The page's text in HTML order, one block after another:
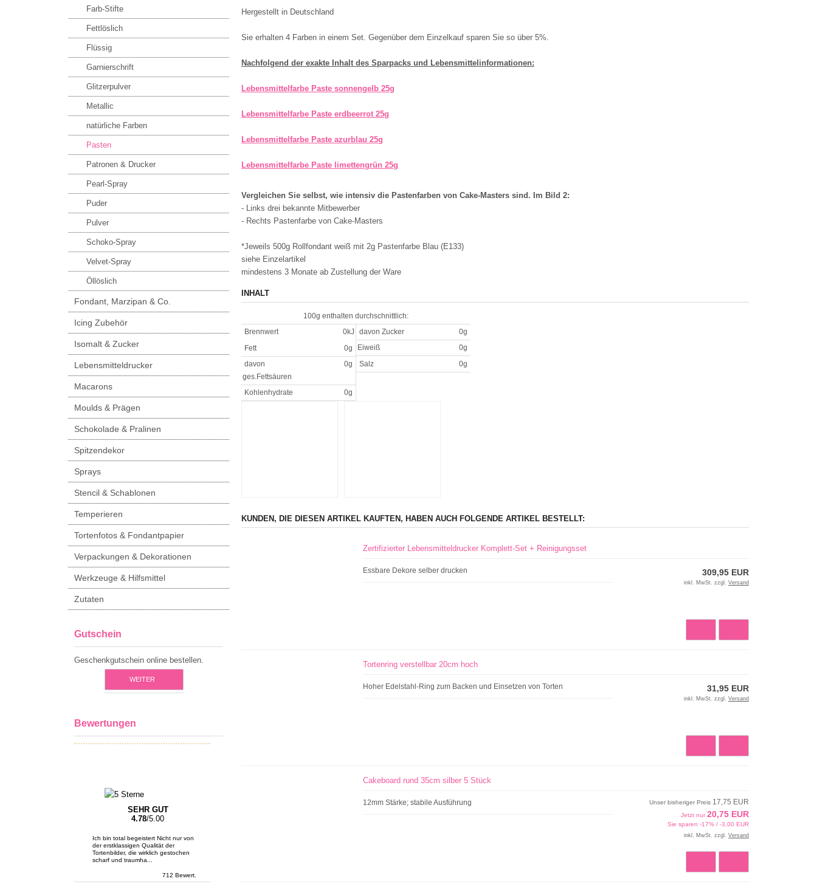
Hergestellt in Deutschland
Sie erhalten 4 Farben in einem Set. Gegenüber dem Einzelkauf sparen Sie so über 5%.
Nachfolgend der exakte Inhalt des Sparpacks und Lebensmittelinformationen:
Lebensmittelfarbe Paste sonnengelb 25g
Lebensmittelfarbe Paste erdbeerrot 25g
Lebensmittelfarbe Paste azurblau 25g
Lebensmittelfarbe Paste limettengrün 25g
Vergleichen Sie selbst, wie intensiv die Pastenfarben von Cake-Masters sind. Im Bild 2:
- Links drei bekannte Mitbewerber
- Rechts Pastenfarbe von Cake-Masters
*Jeweils 500g Rollfondant weiß mit 2g Pastenfarbe Blau (E133)
siehe Einzelartikel
mindestens 3 Monate ab Zustellung der Ware
INHALT
100g enthalten durchschnittlich:
Brennwert
0kJ davon Zucker
0g
Fett
0g Eiweiß
0g
davon
ges.Fettsäuren
0g Salz 0g
Kohlenhydrate 0g
KUNDEN, DIE DIESEN ARTIKEL KAUFTEN, HABEN AUCH FOLGENDE ARTIKEL BESTELLT:
Zertifizierter Lebensmitteldrucker Komplett-Set + Reinigungsset
Essbare Dekore selber drucken 309,95 EUR
inkl. MwSt. zzgl. Versand
Tortenring verstellbar 20cm hoch
Hoher Edelstahl-Ring zum Backen und Einsetzen von Torten 31,95 EUR
inkl. MwSt. zzgl. Versand
Cakeboard rund 35cm silber 5 Stück
12mm Stärke; stabile Ausführung Unser bisheriger Preis 17,75 EUR
Jetzt nur 20,75 EUR
Sie sparen -17% / -3,00 EUR
inkl. MwSt. zzgl. Versand
Farb-Stifte
Fettlöslich
Flüssig
Garnierschrift
Glitzerpulver
Metallic
natürliche Farben
Pasten
Patronen & Drucker
Pearl-Spray
Puder
Pulver
Schoko-Spray
Velvet-Spray
Öllöslich
Fondant, Marzipan & Co.
Icing Zubehör
Isomalt & Zucker
Lebensmitteldrucker
Macarons
Moulds & Prägen
Schokolade & Pralinen
Spitzendekor
Sprays
Stencil & Schablonen
Temperieren
Tortenfotos & Fondantpapier
Verpackungen & Dekorationen
Werkzeuge & Hilfsmittel
Zutaten
Gutschein
Geschenkgutschein online bestellen.
WEITER
Bewertungen
SEHR GUT
4.78/5.00
Ich bin total begeistert Nicht nur von
der erstklassigen Qualität der
Tortenbilder, die wirklich gestochen
scharf und traumha...
712 Bewert.